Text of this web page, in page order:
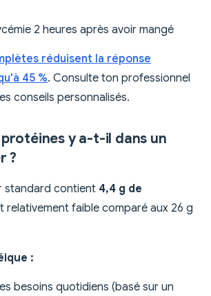
2 heures après avoir mangé
réduisent la réponse
45 %. Consulte ton professionnel
conseils personnalisés.
y a-t-il dans un
?
standard contient 4,4 g de
relativement faible comparé aux 26 g
:
besoins quotidiens (basé sur un